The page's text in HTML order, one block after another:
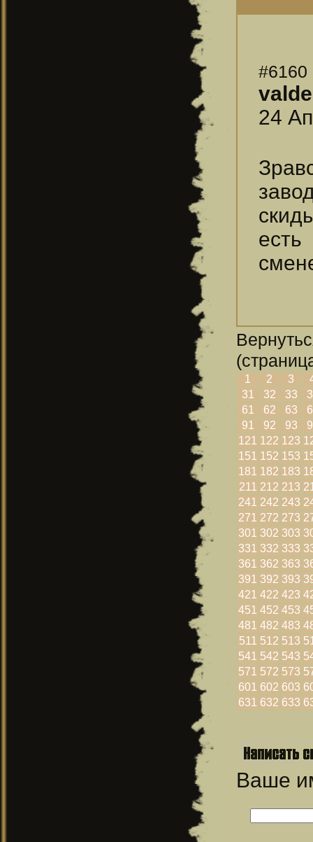
#6160
24
1 2 3
31
32 33
61
62 63
91
92 93
121 122 123
151 152 153
181 182 183
211 212 213
241 242 243
271 272 273
301 302 303
331 332 333
361 362 363
391 392 393
421 422 423
451 452 453
481 482 483
511 512 513
541 542 543
571 572 573
601 602 603
631 632 633
Ваше